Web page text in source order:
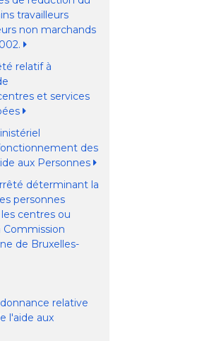
travailleurs
non marchands
relatif à
et services
des
aux Personnes
déterminant la
personnes
centres ou
Commission
de Bruxelles-
relative
l'aide aux